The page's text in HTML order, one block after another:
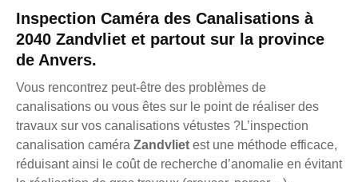
Inspection Caméra des Canalisations à
2040 Zandvliet et partout sur la province
de Anvers.
Vous rencontrez peut-être des problèmes de
canalisations ou vous êtes sur le point de réaliser des
travaux sur vos canalisations vétustes ?L’inspection
canalisation caméra Zandvliet est une méthode efficace,
réduisant ainsi le coût de recherche d’anomalie en évitant